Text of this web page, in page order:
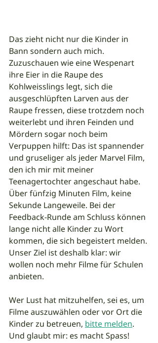
Das zieht nicht nur die Kinder in
Bann sondern auch mich.
Zuzuschauen wie eine Wespenart
ihre Eier in die Raupe des
Kohlweisslings legt, sich die
ausgeschlüpften Larven aus der
Raupe fressen, diese trotzdem noch
weiterlebt und ihren Feinden und
Mördern sogar noch beim
Verpuppen hilft: Das ist spannender
und gruseliger als jeder Marvel Film,
den ich mir mit meiner
Teenagertochter angeschaut habe.
Über fünfzig Minuten Film, keine
Sekunde Langeweile. Bei der
Feedback-Runde am Schluss können
lange nicht alle Kinder zu Wort
kommen, die sich begeistert melden.
Unser Ziel ist deshalb klar: wir
wollen noch mehr Filme für Schulen
anbieten.
Wer Lust hat mitzuhelfen, sei es, um
Filme auszuwählen oder vor Ort die
Kinder zu betreuen, bitte melden.
Und glaubt mir: es macht Spass!